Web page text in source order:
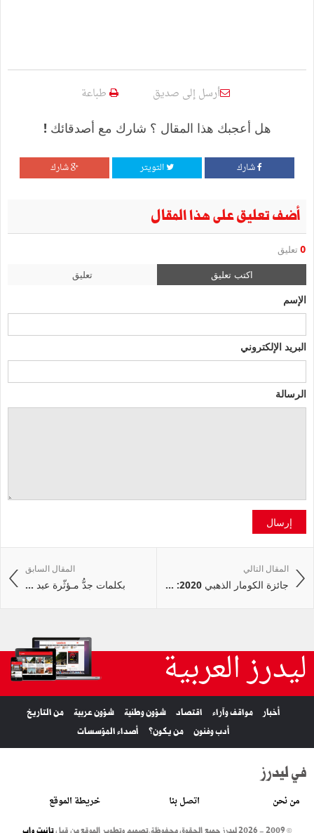
أرسل إلى صديق طباعة
هل أعجبك هذا المقال ؟ شارك مع أصدقائك !
شارك التويتر شارك
أضف تعليق على هذا المقال
0 تعليق
اكتب تعليق تعليق
الإسم
البريد الإلكتروني
الرسالة
إرسال
المقال السابق
بكلمات جدُّ مـؤثّرة عبد ...
المقال التالي
جائزة الكومار الذهبي 2020: ...
ليدرز العربية
أخبار مواقف وآراء اقتصاد شؤون وطنية شؤون عربية
من التاريخ
أدب وفنون
من يكون؟ أصداء المؤسسات
في ليدرز
من نحن اتصل بنا خريطة الموقع
© 2009 - 2026 ليدرز جميع الحقوق محفوظة. تصميم وتطوير الموقع من قبلتانيت واب